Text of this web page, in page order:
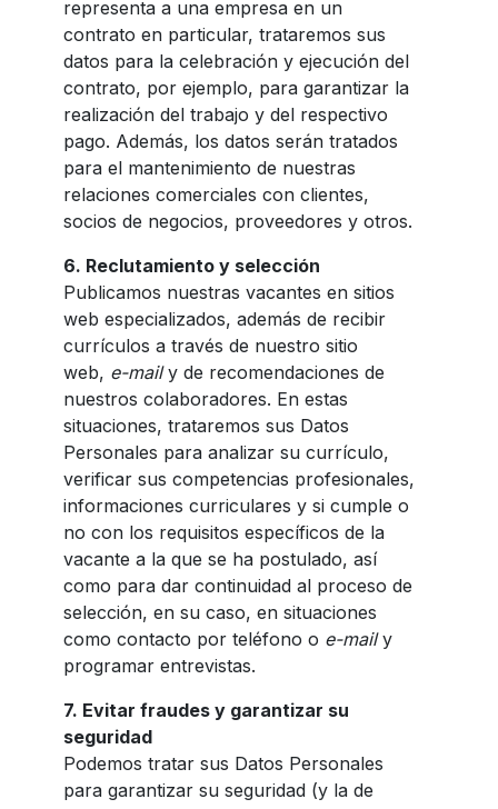
representa a una empresa en un
contrato en particular, trataremos sus
datos para la celebración y ejecución del
contrato, por ejemplo, para garantizar la
realización del trabajo y del respectivo
pago. Además, los datos serán tratados
para el mantenimiento de nuestras
relaciones comerciales con clientes,
socios de negocios, proveedores y otros.
6. Reclutamiento y selección
Publicamos nuestras vacantes en sitios
web especializados, además de recibir
currículos a través de nuestro sitio
web, e-maily de recomendaciones de
nuestros colaboradores. En estas
situaciones, trataremos sus Datos
Personales para analizar su currículo,
verificar sus competencias profesionales,
informaciones curriculares y si cumple o
no con los requisitos específicos de la
vacante a la que se ha postulado, así
como para dar continuidad al proceso de
selección, en su caso, en situaciones
como contacto por teléfono o e-maily
programar entrevistas.
7. Evitar fraudes y garantizar su
seguridad
Podemos tratar sus Datos Personales
para garantizar su seguridad (y la de